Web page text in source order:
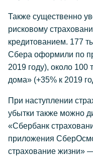
Также существенно
рисковому
кредитованием. 177
Сбера оформили по
2019 году), около
дома» (+35% к 2019
При наступлении
убытки также можно
«Сбербанк
приложения
страхование жизни»